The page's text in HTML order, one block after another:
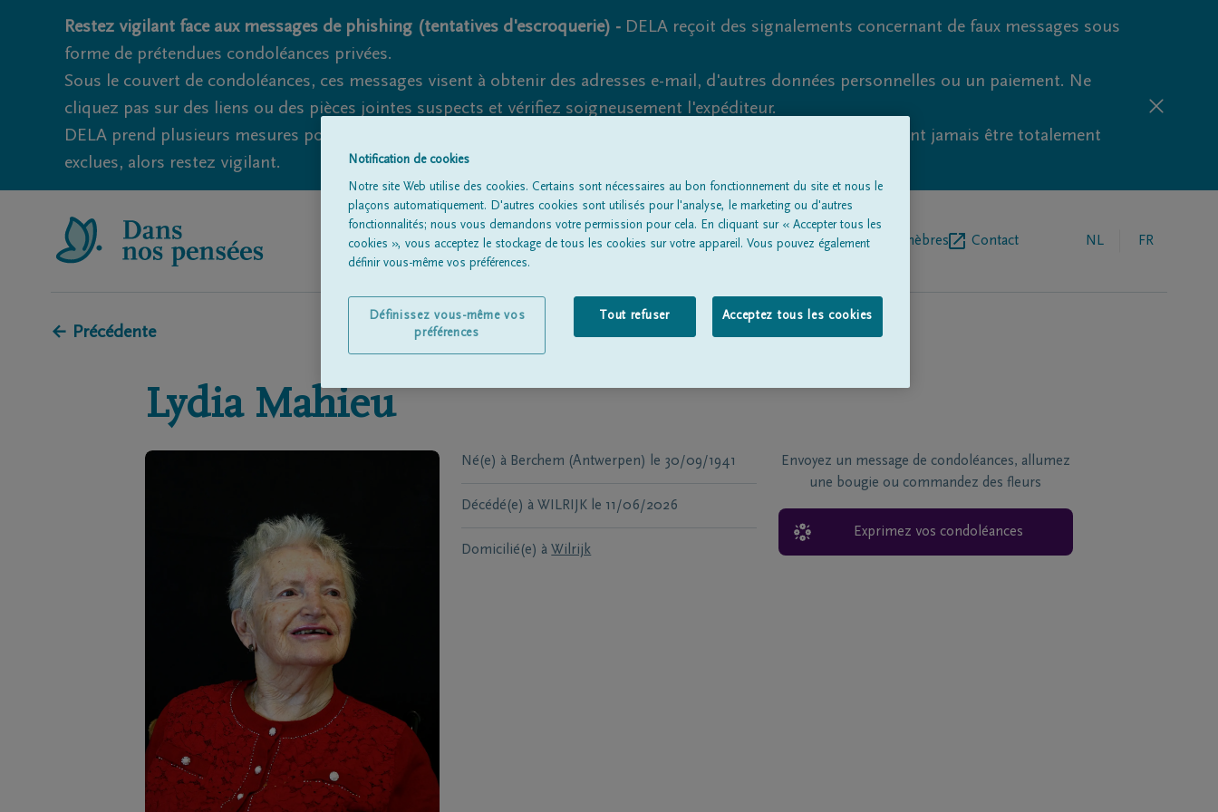
Restez vigilant face aux messages de phishing (tentatives d'escroquerie) - DELA reçoit des signalements concernant de faux messages sous
forme de prétendues condoléances privées.
Sous le couvert de condoléances, ces messages visent à obtenir des adresses e-mail, d'autres données personnelles ou un paiement. Ne
cliquez pas sur des liens ou des pièces jointes suspects et vérifiez soigneusement l'expéditeur.
DELA prend plusieurs mesures pour éviter cela. Cependant, les tentatives d'hameçonnage et de fraude ne peuvent jamais être totalement
exclues, alors restez vigilant.
Tous les avis de décèsÀ propos de nousEntrepreneur de pompes funèbres Contact NL FR
← Précédente
Lydia Mahieu
Né(e) à Berchem (Antwerpen) le 30/09/1941
Décédé(e) à WILRIJK le 11/06/2026
Domicilié(e) à Wilrijk
Envoyez un message de condoléances, allumez
une bougie ou commandez des fleurs
Exprimez vos condoléances
Notification de cookies
Notre site Web utilise des cookies. Certains sont nécessaires au bon fonctionnement du site et nous le
plaçons automatiquement. D'autres cookies sont utilisés pour l'analyse, le marketing ou d'autres
fonctionnalités; nous vous demandons votre permission pour cela. En cliquant sur « Accepter tous les
cookies », vous acceptez le stockage de tous les cookies sur votre appareil. Vous pouvez également
définir vous-même vos préférences.
Tout refuser Acceptez tous les cookies
Définissez vous-même vos
préférences